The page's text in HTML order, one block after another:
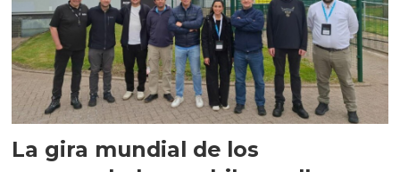
La gira mundial de los